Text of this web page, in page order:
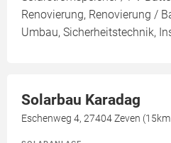
Renovierung, Renovierung /
Umbau, Sicherheitstechnik,
Solarbau Karadag
Eschenweg 4, 27404 Zeven